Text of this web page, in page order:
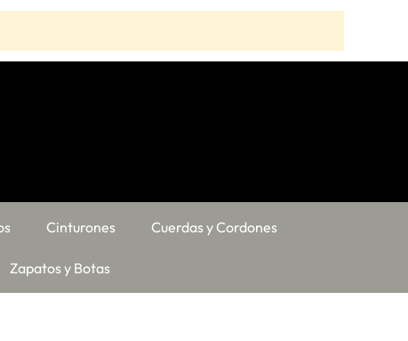
Cinturones Cuerdas y Cordones
Zapatos y Botas